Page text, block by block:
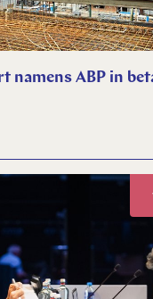
namens ABP in